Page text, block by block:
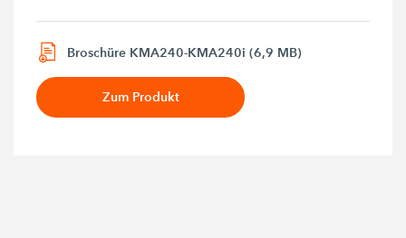
Broschüre KMA240-KMA240i (6,9 MB)
Zum Produkt